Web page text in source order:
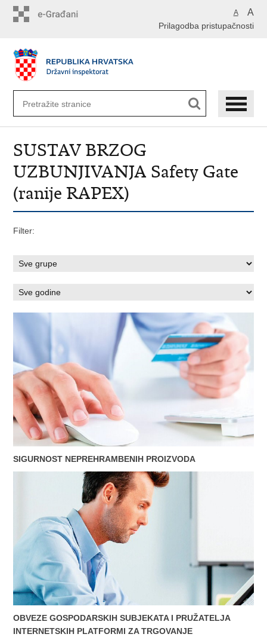
A A
Prilagodba pristupačnosti
SUSTAV BRZOG
UZBUNJIVANJA Safety Gate
(ranije RAPEX)
Filter:
SIGURNOST NEPREHRAMBENIH PROIZVODA
OBVEZE GOSPODARSKIH SUBJEKATA I PRUŽATELJA
INTERNETSKIH PLATFORMI ZA TRGOVANJE